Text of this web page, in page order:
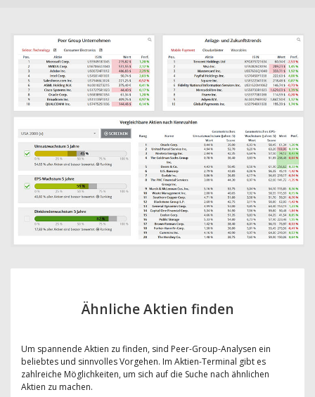
Ähnliche Aktien finden
Um spannende Aktien zu finden, sind Peer-Group-Analysen ein
beliebtes und sinnvolles Vorgehen. Im Aktien-Terminal gibt es
zahlreiche Möglichkeiten, um sich auf die Suche nach ähnlichen
Aktien zu machen.